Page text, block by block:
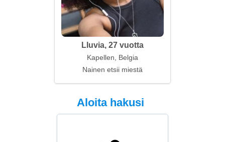
Lluvia, 27 vuotta
Kapellen, Belgia
Nainen etsii miestä
Aloita hakusi